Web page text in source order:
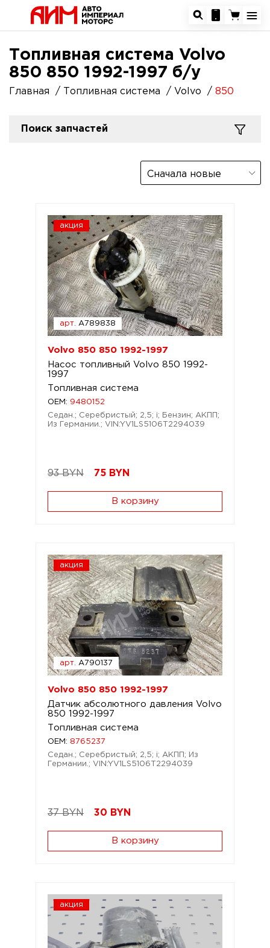
Топливная система Volvo
850 850 1992-1997 б/у
Главная Топливная система Volvo 850
Поиск запчастей
Сначала новые
акция
арт. A789838
Volvo 850 850 1992-1997
Насос топливный Volvo 850 1992-
1997
Топливная система
OEM: 9480152
Седан.; Серебристый; 2,5; i; Бензин; АКПП;
Из Германии.; VIN:YV1LS5106T2294039
93 BYN 75 BYN
В корзину
акция
арт. A790137
Volvo 850 850 1992-1997
Датчик абсолютного давления Volvo
850 1992-1997
Топливная система
OEM: 8765237
Седан.; Серебристый; 2,5; i; АКПП; Из
Германии.; VIN:YV1LS5106T2294039
37 BYN 30 BYN
В корзину
акция